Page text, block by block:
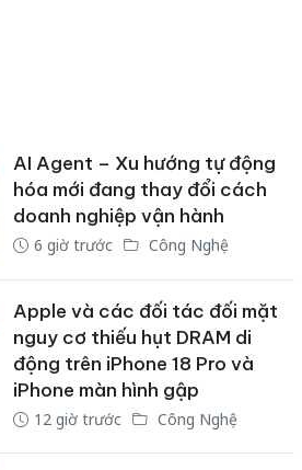
AI Agent – Xu hướng tự động
hóa mới đang thay đổi cách
doanh nghiệp vận hành
6 giờ trước Công Nghệ
Apple và các đối tác đối mặt
nguy cơ thiếu hụt DRAM di
động trên iPhone 18 Pro và
iPhone màn hình gập
12 giờ trước Công Nghệ